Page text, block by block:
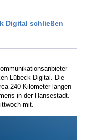
Digital schließen
Lübeck Digital. Die
240 Kilometer langen
in der Hansestadt.
mit.